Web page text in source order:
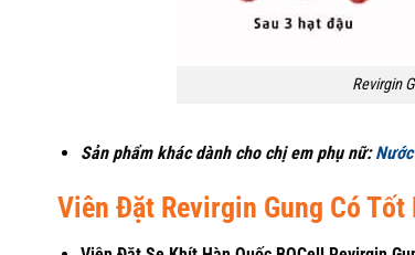
Revirgin
Sản phẩm khác dành cho chị em phụ nữ:
Viên Đặt Revirgin Gung Có Tốt